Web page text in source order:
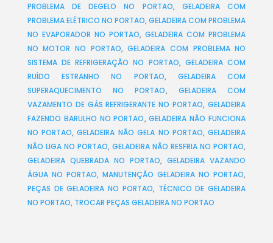
PROBLEMA DE DEGELO NO PORTAO, GELADEIRA COM
PROBLEMA ELÉTRICO NO PORTAO,GELADEIRA COM PROBLEMA
NO EVAPORADOR NO PORTAO,GELADEIRA COM PROBLEMA
NO MOTOR NO PORTAO,GELADEIRA COM PROBLEMA NO
SISTEMA DE REFRIGERAÇÃO NO PORTAO, GELADEIRA COM
RUÍDO ESTRANHO NO PORTAO, GELADEIRA COM
SUPERAQUECIMENTO NO PORTAO, GELADEIRA COM
VAZAMENTO DE GÁS REFRIGERANTE NO PORTAO,GELADEIRA
FAZENDO BARULHO NO PORTAO,GELADEIRA NÃO FUNCIONA
NO PORTAO,GELADEIRA NÃO GELA NO PORTAO,GELADEIRA
NÃO LIGA NO PORTAO,GELADEIRA NÃO RESFRIA NO PORTAO,
GELADEIRA QUEBRADA NO PORTAO,GELADEIRA VAZANDO
ÁGUA NO PORTAO,MANUTENÇÃO GELADEIRA NO PORTAO,
PEÇAS DE GELADEIRA NO PORTAO, TÉCNICO DE GELADEIRA
NO PORTAO, TROCAR PEÇAS GELADEIRA NO PORTAO